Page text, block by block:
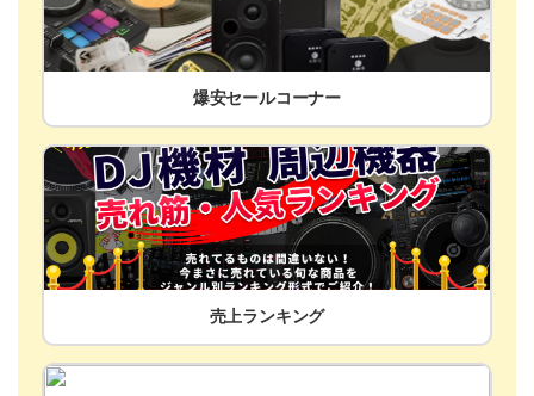
爆安セールコーナー
売上ランキング